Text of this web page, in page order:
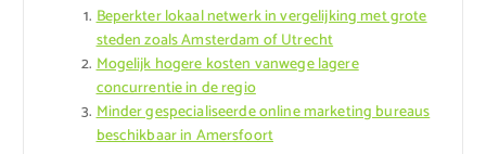
Beperkter lokaal netwerk in vergelijking met grote
steden zoals Amsterdam of Utrecht
Mogelijk hogere kosten vanwege lagere
concurrentie in de regio
Minder gespecialiseerde online marketing bureaus
beschikbaar in Amersfoort